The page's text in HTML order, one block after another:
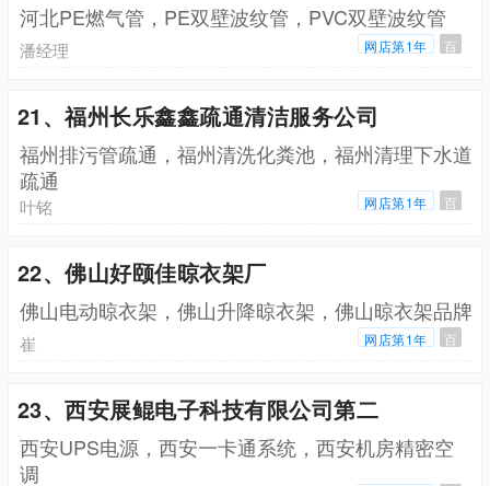
河北PE燃气管，PE双壁波纹管，PVC双壁波纹管
潘经理 网店第1年 百
21、福州长乐鑫鑫疏通清洁服务公司
福州排污管疏通，福州清洗化粪池，福州清理下水道
疏通
叶铭 网店第1年 百
22、佛山好颐佳晾衣架厂
佛山电动晾衣架，佛山升降晾衣架，佛山晾衣架品牌
崔 网店第1年 百
23、西安展鲲电子科技有限公司第二
西安UPS电源，西安一卡通系统，西安机房精密空
调